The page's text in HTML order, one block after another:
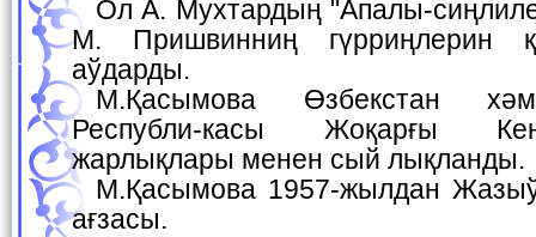
Ол А. Мухтардың "Апалы-сиңлилер" (1976) романын,
М. Пришвинниң гүрриңлерин
аўдарды.
М.Қасымова Өзбекстан хәм Қарақалпақстан
Республи-касы Жоқарғы
жарлықлары менен сый лықланды.
М.Қасымова 1957-жылдан Жазыўшылар аўқамының
ағзасы.